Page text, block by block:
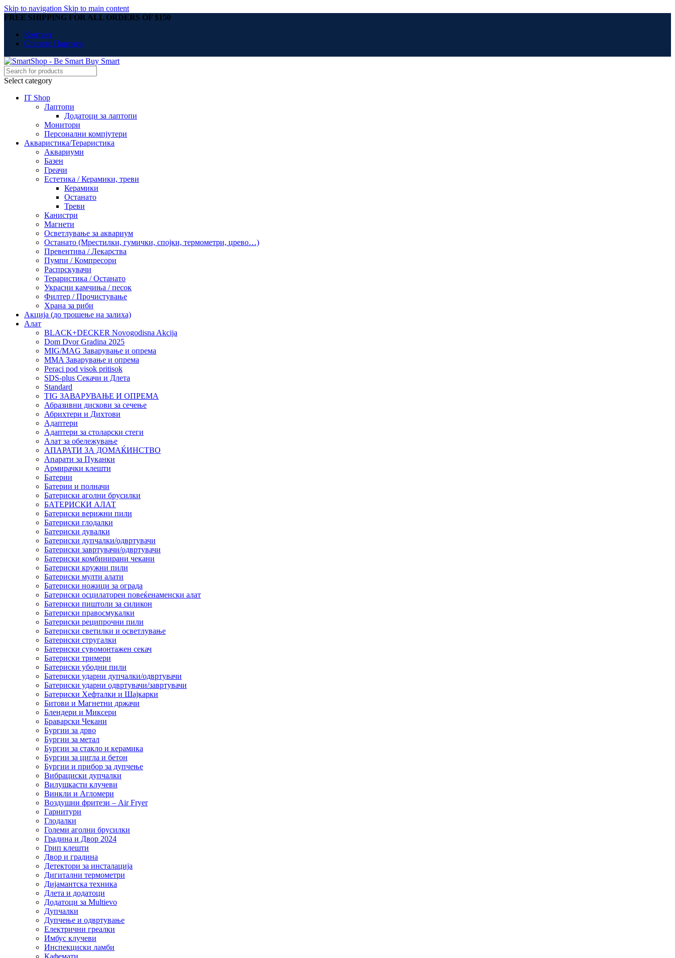
Skip to navigation Skip to main content
FREE SHIPPING FOR ALL ORDERS OF $150
Контакт
Станете Партнер
Select category
IT Shop
Лаптопи
Додатоци за лаптопи
Монитори
Персонални компјутери
Акваристика/Тераристика
Аквариуми
Базен
Греачи
Естетика / Керамики, треви
Керамики
Останато
Треви
Канистри
Магнети
Осветлување за аквариум
Останато (Мрестилки, гумички, спојки, термометри, црево…)
Превентива / Лекарства
Пумпи / Компресори
Распрскувачи
Тераристика / Останато
Украсни камчиња / песок
Филтер / Прочистување
Храна за риби
Акција (до трошење на залиха)
Алат
BLACK+DECKER Novogodisna Akcija
Dom Dvor Gradina 2025
MIG/MAG Заварување и опрема
MMA Заварување и опрема
Peraci pod visok pritisok
SDS-plus Секачи и Длета
Standard
TIG ЗАВАРУВАЊЕ И ОПРЕМА
Абразивни дискови за сечење
Абрихтери и Дихтови
Адаптери
Адаптери за столарски стеги
Алат за обележување
АПАРАТИ ЗА ДОМАЌИНСТВО
Апарати за Пуканки
Армирачки клешти
Батерии
Батерии и полначи
Батериски аголни брусилки
БАТЕРИСКИ АЛАТ
Батериски верижни пили
Батериски глодалки
Батериски дувалки
Батериски дупчалки/одвртувачи
Батериски завртувачи/одвртувачи
Батериски комбинирани чекани
Батериски кружни пили
Батериски мулти алати
Батериски ножици за ограда
Батериски осцилаторен повеќенаменски алат
Батериски пиштоли за силикон
Батериски правосмукалки
Батериски реципрочни пили
Батериски светилки и осветлување
Батериски стругалки
Батериски сувомонтажен секач
Батериски тримери
Батериски убодни пили
Батериски ударни дупчалки/одвртувачи
Батериски ударни одвртувачи/завртувачи
Батериски Хефталки и Шајкарки
Битови и Магнетни држачи
Блендери и Миксери
Браварски Чекани
Бургии за дрво
Бургии за метал
Бургии за стакло и керамика
Бургии за цигла и бетон
Бургии и прибор за дупчење
Вибрациски дупчалки
Вилушкасти клучеви
Винкли и Агломери
Воздушни фритези – Air Fryer
Гарнитури
Глодалки
Големи аголни брусилки
Градина и Двор 2024
Грип клешти
Двор и градина
Детектори за инсталација
Дигитални термометри
Дијамантска техника
Длета и додатоци
Додатоци за Multievo
Дупчалки
Дупчење и одвртување
Електрични греалки
Имбус клучеви
Инспекциски ламби
Кафемати